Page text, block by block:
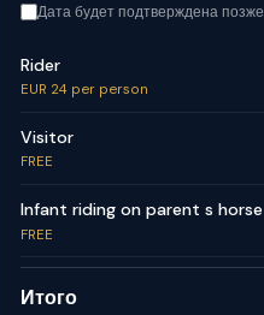
Дата будет подтверждена позже
Rider
EUR 24 per person
Visitor
FREE
Infant riding on parent s horse
FREE
Итого